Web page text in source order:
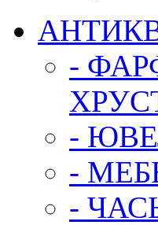
-
-
-
-